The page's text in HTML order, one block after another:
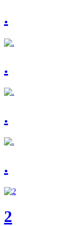
.
.
.
.
2